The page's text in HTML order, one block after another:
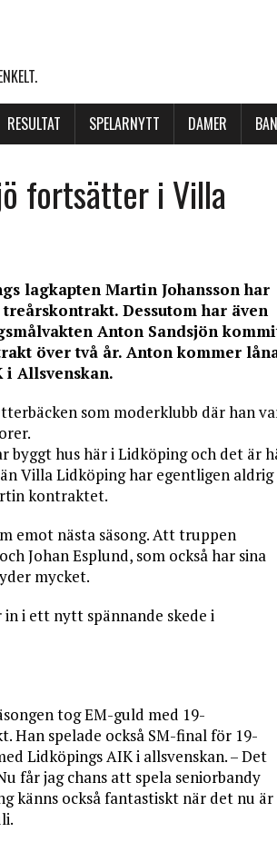
RESULTAT SPELARNYTT DAMER
fortsätter i Villa
lagkapten Martin Johansson har
Dessutom har även
Anton Sandsjön
över två år. Anton kommer
Allsvenskan.
som moderklubb där han
byggt hus här i Lidköping och det är
Villa Lidköping har egentligen aldrig
kontraktet.
emot nästa säsong. Att truppen
Johan Esplund, som också har sina
mycket.
i ett nytt spännande skede i
tog EM-guld med 19-
Han spelade också SM-final för 19-
Lidköpings AIK i allsvenskan. – Det
får jag chans att spela seniorbandy
känns också fantastiskt när det nu är